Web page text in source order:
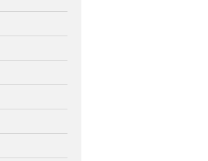
富良野
教区祭
札幌北西
札幌白豊
災救通信
紋別